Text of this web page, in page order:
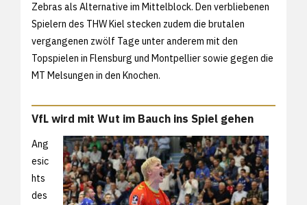
Zebras als Alternative im Mittelblock. Den verbliebenen
Spielern des THW Kiel stecken zudem die brutalen
vergangenen zwölf Tage unter anderem mit den
Topspielen in Flensburg und Montpellier sowie gegen die
MT Melsungen in den Knochen.
VfL wird mit Wut im Bauch ins Spiel gehen
Ang
esic
hts
des